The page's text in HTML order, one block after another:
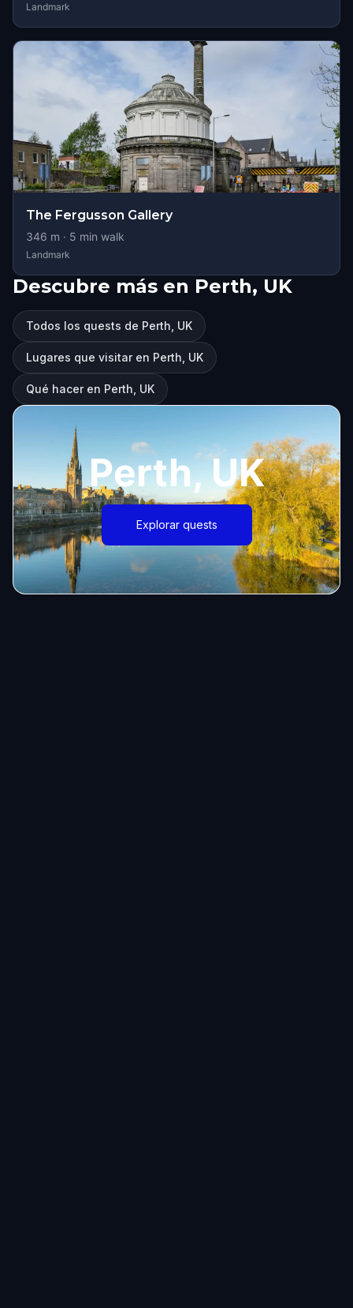
Landmark
The Fergusson Gallery
346 m · 5 min walk
Landmark
Descubre más en Perth, UK
Todos los quests de Perth, UK
Lugares que visitar en Perth, UK
Qué hacer en Perth, UK
Perth, UK
Explorar quests